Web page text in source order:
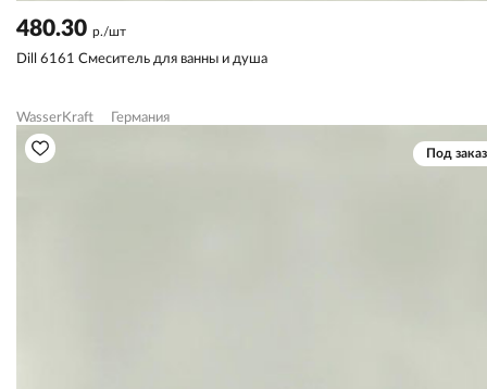
480.30 р./шт
Dill 6161 Смеситель для ванны и душа
WasserKraft Германия
Под заказ